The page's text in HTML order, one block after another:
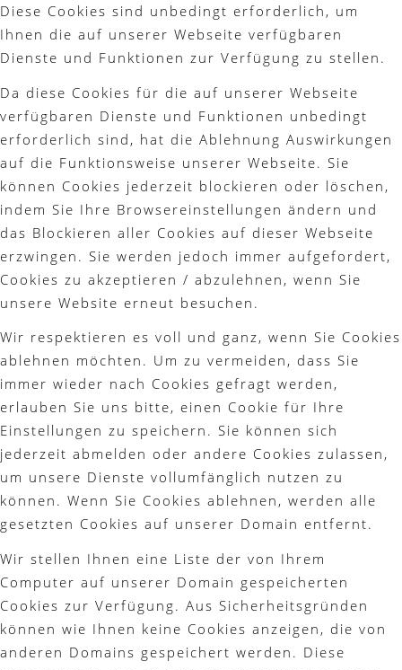
Diese Cookies sind unbedingt erforderlich, um
Ihnen die auf unserer Webseite verfügbaren
Dienste und Funktionen zur Verfügung zu stellen.
Da diese Cookies für die auf unserer Webseite
verfügbaren Dienste und Funktionen unbedingt
erforderlich sind, hat die Ablehnung Auswirkungen
auf die Funktionsweise unserer Webseite. Sie
können Cookies jederzeit blockieren oder löschen,
indem Sie Ihre Browsereinstellungen ändern und
das Blockieren aller Cookies auf dieser Webseite
erzwingen. Sie werden jedoch immer aufgefordert,
Cookies zu akzeptieren / abzulehnen, wenn Sie
unsere Website erneut besuchen.
Wir respektieren es voll und ganz, wenn Sie Cookies
ablehnen möchten. Um zu vermeiden, dass Sie
immer wieder nach Cookies gefragt werden,
erlauben Sie uns bitte, einen Cookie für Ihre
Einstellungen zu speichern. Sie können sich
jederzeit abmelden oder andere Cookies zulassen,
um unsere Dienste vollumfänglich nutzen zu
können. Wenn Sie Cookies ablehnen, werden alle
gesetzten Cookies auf unserer Domain entfernt.
Wir stellen Ihnen eine Liste der von Ihrem
Computer auf unserer Domain gespeicherten
Cookies zur Verfügung. Aus Sicherheitsgründen
können wie Ihnen keine Cookies anzeigen, die von
anderen Domains gespeichert werden. Diese